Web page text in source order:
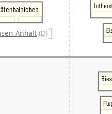
Anhalt (D)